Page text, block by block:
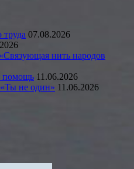
труда 07.08.2026
нить народов
помощь 11.06.2026
не один» 11.06.2026